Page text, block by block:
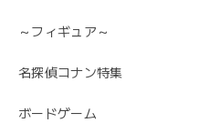
～フィギュア～
名探偵コナン特集
ボードゲーム